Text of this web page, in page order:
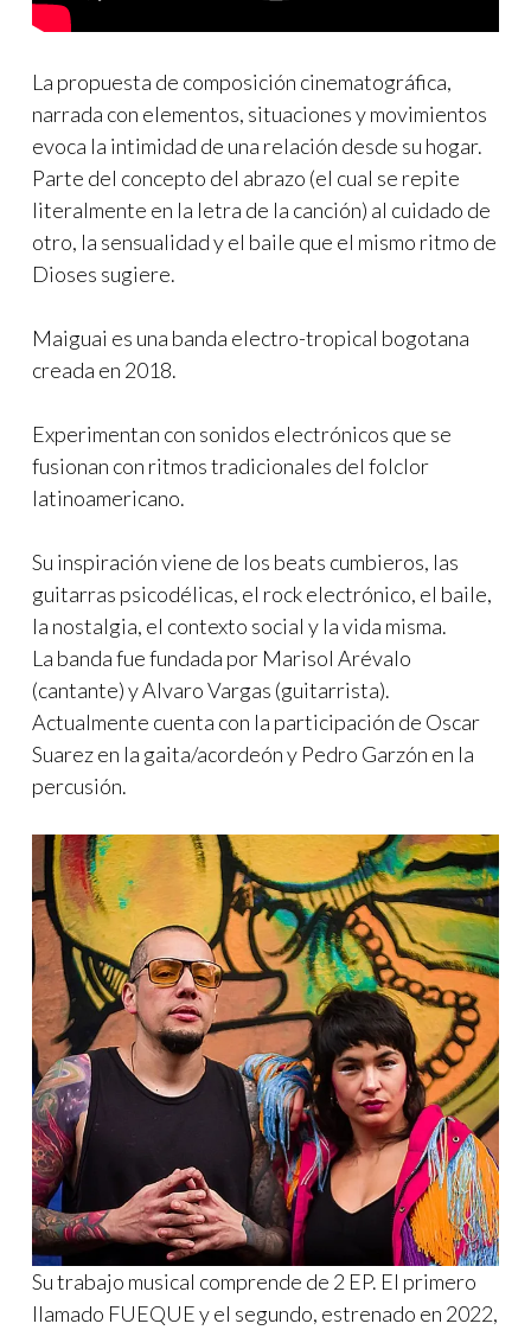
La propuesta de composición cinematográfica,
narrada con elementos, situaciones y movimientos
evoca la intimidad de una relación desde su hogar.
Parte del concepto del abrazo (el cual se repite
literalmente en la letra de la canción) al cuidado de
otro, la sensualidad y el baile que el mismo ritmo de
Dioses sugiere.
Maiguai es una banda electro-tropical bogotana
creada en 2018.
Experimentan con sonidos electrónicos que se
fusionan con ritmos tradicionales del folclor
latinoamericano.
Su inspiración viene de los beats cumbieros, las
guitarras psicodélicas, el rock electrónico, el baile,
la nostalgia, el contexto social y la vida misma.
La banda fue fundada por Marisol Arévalo
(cantante) y Alvaro Vargas (guitarrista).
Actualmente cuenta con la participación de Oscar
Suarez en la gaita/acordeón y Pedro Garzón en la
percusión.
Su trabajo musical comprende de 2 EP. El primero
llamado FUEQUE y el segundo, estrenado en 2022,